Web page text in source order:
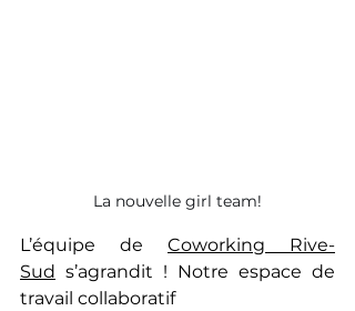
La nouvelle girl team!
L’équipe de Coworking Rive-
Sud s’agrandit ! Notre espace de
travail collaboratif